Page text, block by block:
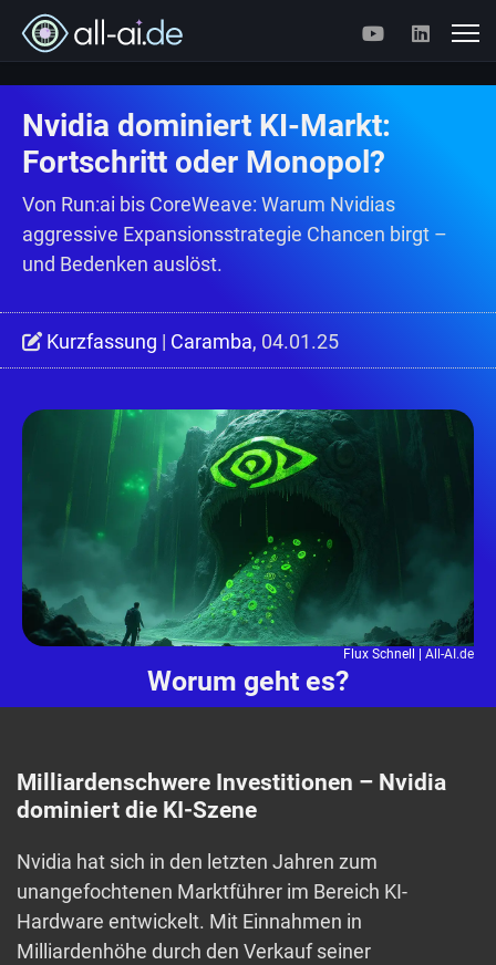
Nvidia dominiert KI-Markt:
Fortschritt oder Monopol?
Von Run:ai bis CoreWeave: Warum Nvidias
aggressive Expansionsstrategie Chancen birgt –
und Bedenken auslöst.
Kurzfassung | Caramba, 04.01.25
Flux Schnell | All-AI.de
Worum geht es?
Milliardenschwere Investitionen – Nvidia
dominiert die KI-Szene
Nvidia hat sich in den letzten Jahren zum
unangefochtenen Marktführer im Bereich KI-
Hardware entwickelt. Mit Einnahmen in
Milliardenhöhe durch den Verkauf seiner